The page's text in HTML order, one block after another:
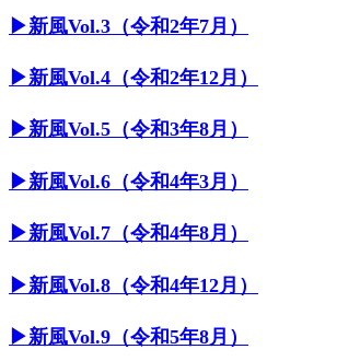
▶︎新風Vol.3（令和2年7月）
▶︎新風Vol.4（令和2年12月）
▶︎新風Vol.5（令和3年8月）
▶︎新風Vol.6（令和4年3月）
▶︎新風Vol.7（令和4年8月）
▶︎新風Vol.8（令和4年12月）
▶︎新風Vol.9（令和5年8月）